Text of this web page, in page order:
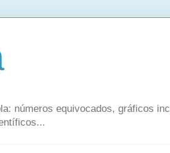
números equivocados, gráficos